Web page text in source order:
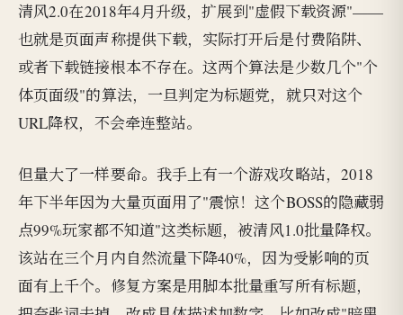
清风2.0在2018年4月升级，扩展到"虚假下载资源"——
也就是页面声称提供下载，实际打开后是付费陷阱、
或者下载链接根本不存在。这两个算法是少数几个"个
体页面级"的算法，一旦判定为标题党，就只对这个
URL降权，不会牵连整站。
但量大了一样要命。我手上有一个游戏攻略站，2018
年下半年因为大量页面用了"震惊！这个BOSS的隐藏弱
点99%玩家都不知道"这类标题，被清风1.0批量降权。
该站在三个月内自然流量下降40%，因为受影响的页
面有上千个。修复方案是用脚本批量重写所有标题，